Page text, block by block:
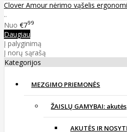
Clover Amour nėrimo vąšelis
..
Nuo €799
Daugiau
Į palyginimą
Į norų sąrašą
Kategorijos
MEZGIMO PRIEMONĖS
ŽAISLŲ GAMYBAI:
AKUTĖS IR